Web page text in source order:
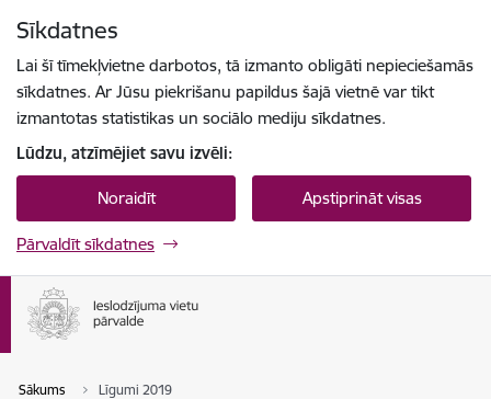
Sīkdatnes
Lai šī tīmekļvietne darbotos, tā izmanto obligāti nepieciešamās
sīkdatnes. Ar Jūsu piekrišanu papildus šajā vietnē var tikt
izmantotas statistikas un sociālo mediju sīkdatnes.
Lūdzu, atzīmējiet savu izvēli:
Noraidīt Apstiprināt visas
Pārvaldīt sīkdatnes
Sākums Līgumi 2019